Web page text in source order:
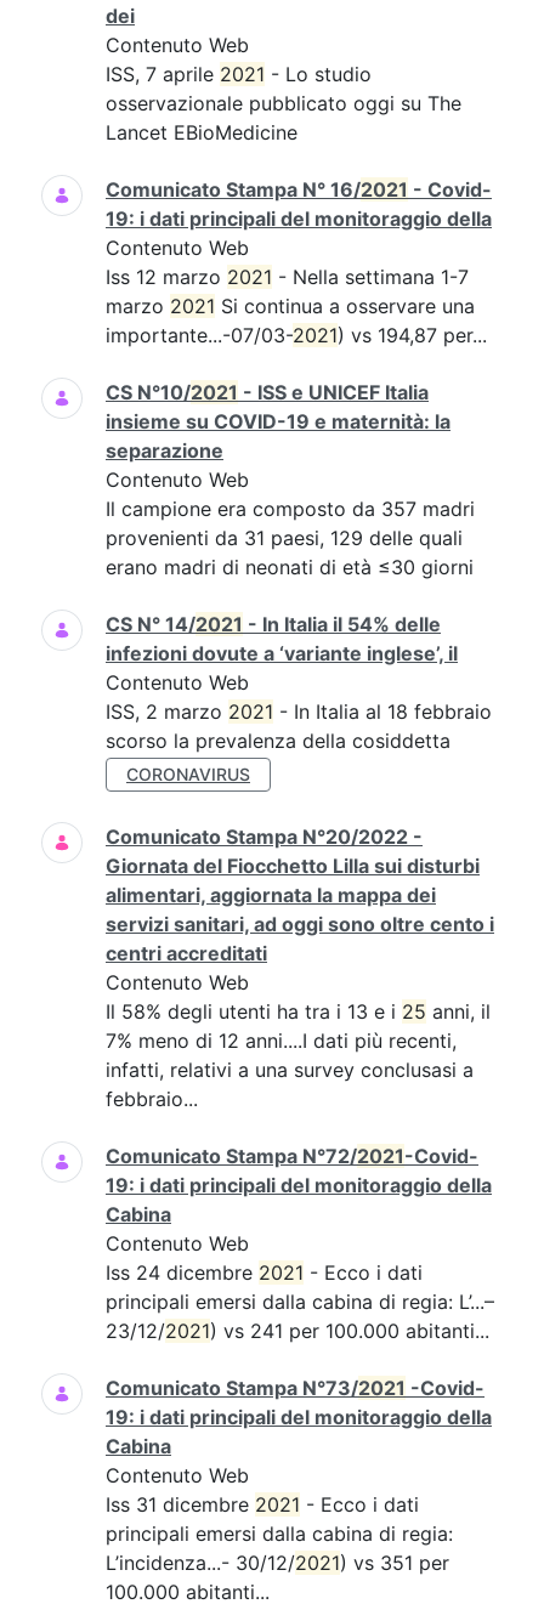
dei
Contenuto Web
ISS, 7 aprile 2021 - Lo studio
osservazionale pubblicato oggi su The
Lancet EBioMedicine
Comunicato Stampa N° 16/2021 - Covid-
19: i dati principali del monitoraggio della
Contenuto Web
Iss 12 marzo 2021 - Nella settimana 1-7
marzo 2021 Si continua a osservare una
importante...-07/03-2021) vs 194,87 per...
CS N°10/2021 - ISS e UNICEF Italia
insieme su COVID-19 e maternità: la
separazione
Contenuto Web
Il campione era composto da 357 madri
provenienti da 31 paesi, 129 delle quali
erano madri di neonati di età ≤30 giorni
CS N° 14/2021 - In Italia il 54% delle
infezioni dovute a ‘variante inglese’, il
Contenuto Web
ISS, 2 marzo 2021 - In Italia al 18 febbraio
scorso la prevalenza della cosiddetta
CORONAVIRUS
Comunicato Stampa N°20/2022 -
Giornata del Fiocchetto Lilla sui disturbi
alimentari, aggiornata la mappa dei
servizi sanitari, ad oggi sono oltre cento i
centri accreditati
Contenuto Web
Il 58% degli utenti ha tra i 13 e i 25 anni, il
7% meno di 12 anni....I dati più recenti,
infatti, relativi a una survey conclusasi a
febbraio...
Comunicato Stampa N°72/2021-Covid-
19: i dati principali del monitoraggio della
Cabina
Contenuto Web
Iss 24 dicembre 2021 - Ecco i dati
principali emersi dalla cabina di regia: L’...–
23/12/2021) vs 241 per 100.000 abitanti...
Comunicato Stampa N°73/2021 -Covid-
19: i dati principali del monitoraggio della
Cabina
Contenuto Web
Iss 31 dicembre 2021 - Ecco i dati
principali emersi dalla cabina di regia:
L’incidenza...- 30/12/2021) vs 351 per
100.000 abitanti...